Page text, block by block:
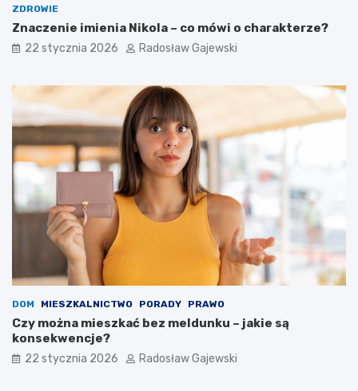
ZDROWIE
Znaczenie imienia Nikola – co mówi o charakterze?
22 stycznia 2026 Radosław Gajewski
DOM MIESZKALNICTWO PORADY PRAWO
Czy można mieszkać bez meldunku – jakie są
konsekwencje?
22 stycznia 2026 Radosław Gajewski